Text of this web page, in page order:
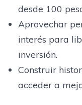
desde 100
Aprovechar
interés para
inversión.
Construir
acceder a